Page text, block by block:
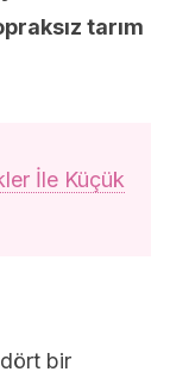
tarım
İle Küçük
bir